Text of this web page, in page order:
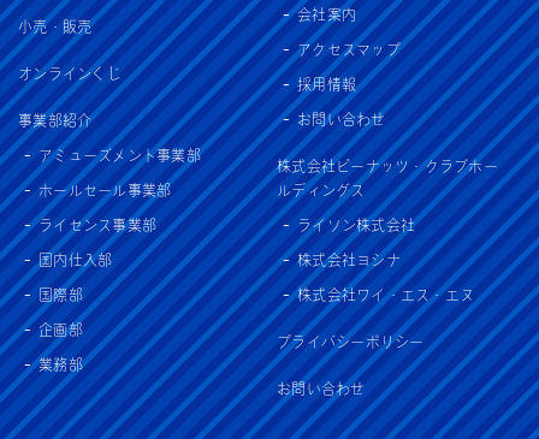
小売・販売
オンラインくじ
事業部紹介
アミューズメント事業部
ホールセール事業部
ライセンス事業部
国内仕入部
国際部
企画部
業務部
会社案内
アクセスマップ
採用情報
お問い合わせ
株式会社ピーナッツ・クラブホー
ルディングス
ライソン株式会社
株式会社ヨシナ
株式会社ワイ・エス・エヌ
プライバシーポリシー
お問い合わせ